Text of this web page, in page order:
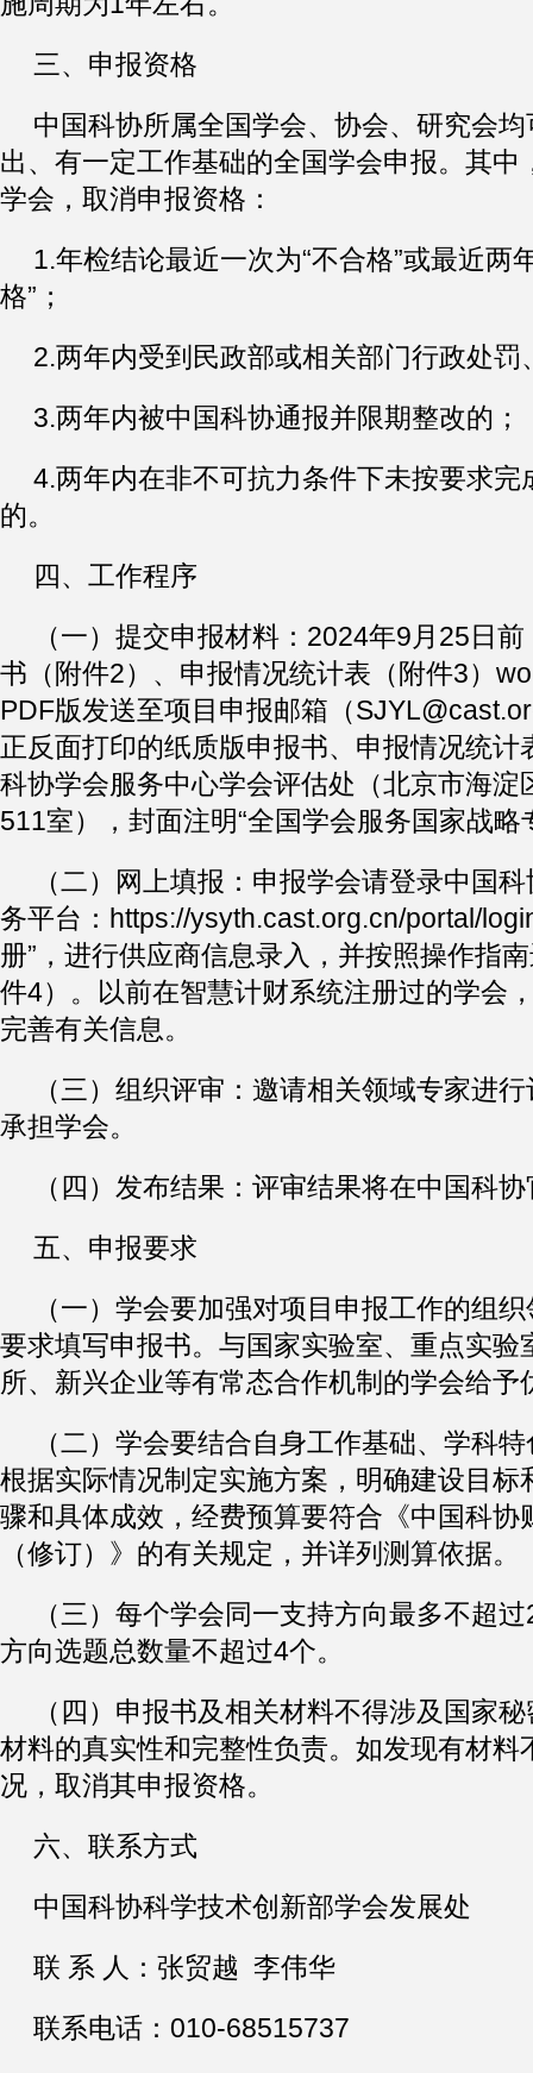
三、申报资格
中国科协所属全国学会、协会、研究会
出、有一定工作基础的全国学会申报。其中
学会，取消申报资格：
1.年检结论最近一次为“不合格”或最近两
格”；
2.两年内受到民政部或相关部门行政处罚
3.两年内被中国科协通报并限期整改的；
4.两年内在非不可抗力条件下未按要求完
的。
四、工作程序
（一）提交申报材料：2024年9月25日
书（附件2）、申报情况统计表（附件3）
PDF版发送至项目申报邮箱（
正反面打印的纸质版申报书、申报情况统计
科协学会服务中心学会评估处（北京市海淀
511室），封面注明“全国学会服务国家战略
（二）网上填报：申报学会请登录中国
务平台： https://ysyth.cast.org.cn/portal/
册”，进行供应商信息录入，并按照操作指
件4）。以前在智慧计财系统注册过的学会
完善有关信息。
（三）组织评审：邀请相关领域专家进
承担学会。
（四）发布结果：评审结果将在中国科
五、申报要求
（一）学会要加强对项目申报工作的组
要求填写申报书。与国家实验室、重点实验
所、新兴企业等有常态合作机制的学会给予
（二）学会要结合自身工作基础、学科
根据实际情况制定实施方案，明确建设目标
骤和具体成效，经费预算要符合《中国科协
（修订）》的有关规定，并详列测算依据。
（三）每个学会同一支持方向最多不超
方向选题总数量不超过4个。
（四）申报书及相关材料不得涉及国家
材料的真实性和完整性负责。如发现有材料
况，取消其申报资格。
六、联系方式
中国科协科学技术创新部学会发展处
联 系 人：张贸越 李伟华
联系电话：010-68515737